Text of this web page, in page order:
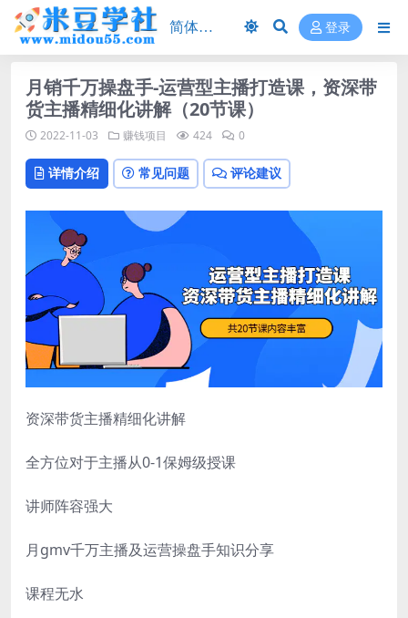
登录
月销千万操盘手-运营型主播打造课，资深带
货主播精细化讲解（20节课）
2022-11-03 赚钱项目 424 0
详情介绍 常见问题 评论建议
资深带货主播精细化讲解
全方位对于主播从0-1保姆级授课
讲师阵容强大
月gmv千万主播及运营操盘手知识分享
课程无水